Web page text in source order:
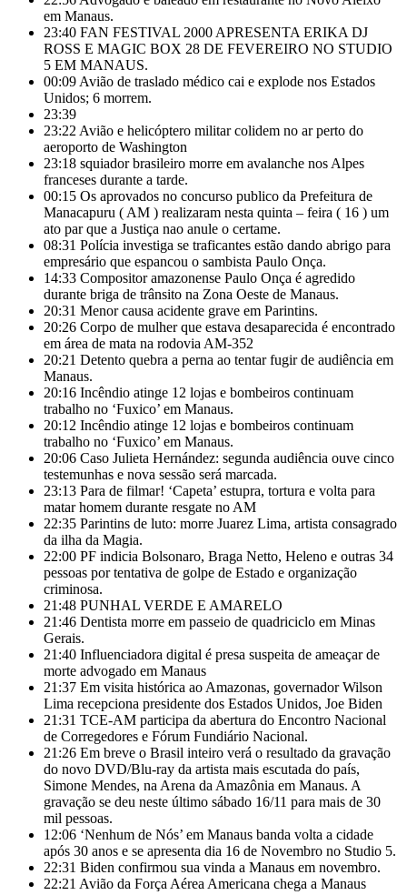
em Manaus.
23:40 FAN FESTIVAL 2000 APRESENTA ERIKA DJ
ROSS E MAGIC BOX 28 DE FEVEREIRO NO STUDIO
5 EM MANAUS.
00:09 Avião de traslado médico cai e explode nos Estados
Unidos; 6 morrem.
23:39
23:22 Avião e helicóptero militar colidem no ar perto do
aeroporto de Washington
23:18 squiador brasileiro morre em avalanche nos Alpes
franceses durante a tarde.
00:15 Os aprovados no concurso publico da Prefeitura de
Manacapuru ( AM ) realizaram nesta quinta – feira ( 16 ) um
ato par que a Justiça nao anule o certame.
08:31 Polícia investiga se traficantes estão dando abrigo para
empresário que espancou o sambista Paulo Onça.
14:33 Compositor amazonense Paulo Onça é agredido
durante briga de trânsito na Zona Oeste de Manaus.
20:31 Menor causa acidente grave em Parintins.
20:26 Corpo de mulher que estava desaparecida é encontrado
em área de mata na rodovia AM-352
20:21 Detento quebra a perna ao tentar fugir de audiência em
Manaus.
20:16 Incêndio atinge 12 lojas e bombeiros continuam
trabalho no ‘Fuxico’ em Manaus.
20:12 Incêndio atinge 12 lojas e bombeiros continuam
trabalho no ‘Fuxico’ em Manaus.
20:06 Caso Julieta Hernández: segunda audiência ouve cinco
testemunhas e nova sessão será marcada.
23:13 Para de filmar! ‘Capeta’ estupra, tortura e volta para
matar homem durante resgate no AM
22:35 Parintins de luto: morre Juarez Lima, artista consagrado
da ilha da Magia.
22:00 PF indicia Bolsonaro, Braga Netto, Heleno e outras 34
pessoas por tentativa de golpe de Estado e organização
criminosa.
21:48 PUNHAL VERDE E AMARELO
21:46 Dentista morre em passeio de quadriciclo em Minas
Gerais.
21:40 Influenciadora digital é presa suspeita de ameaçar de
morte advogado em Manaus
21:37 Em visita histórica ao Amazonas, governador Wilson
Lima recepciona presidente dos Estados Unidos, Joe Biden
21:31 TCE-AM participa da abertura do Encontro Nacional
de Corregedores e Fórum Fundiário Nacional.
21:26 Em breve o Brasil inteiro verá o resultado da gravação
do novo DVD/Blu-ray da artista mais escutada do país,
Simone Mendes, na Arena da Amazônia em Manaus. A
gravação se deu neste último sábado 16/11 para mais de 30
mil pessoas.
12:06 ‘Nenhum de Nós’ em Manaus banda volta a cidade
após 30 anos e se apresenta dia 16 de Novembro no Studio 5.
22:31 Biden confirmou sua vinda a Manaus em novembro.
22:21 Avião da Força Aérea Americana chega a Manaus